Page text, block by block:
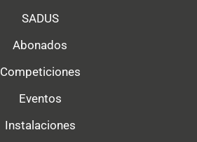
SADUS
Abonados
Competiciones
Eventos
Instalaciones